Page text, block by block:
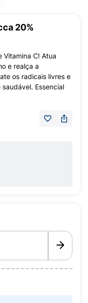
20%
Vitamina C! Atua
e realça a
os radicais livres e
Essencial